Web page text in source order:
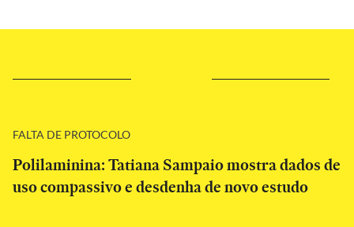
FALTA DE PROTOCOLO
Polilaminina: Tatiana Sampaio mostra dados de
uso compassivo e desdenha de novo estudo